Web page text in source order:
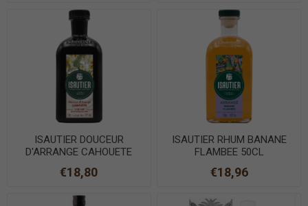
ISAUTIER DOUCEUR
D'ARRANGE CAHOUETE
€18,80
ISAUTIER RHUM BANANE
FLAMBEE 50CL
€18,96